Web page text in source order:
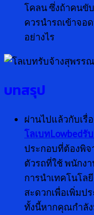
โคลน ซึ่งถ้าคนขั
ควรนำรถเข้าจอ
อย่างไร
บทสรุป
ผ่านไปแล้วกับเรื่
โลเบทLowbedรั
ประกอบที่ต้องพิ
ตัวรถที่ใช้ พนักง
การนำเทคโนโล
สะดวกเพื่อเพิ่มป
ทั้งนี้หากคุณกำลัง